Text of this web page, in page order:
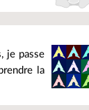
je passe
la